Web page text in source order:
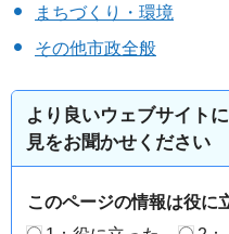
まちづくり・環境
その他市政全般
より良いウェブサイト
見をお聞かせください
このページの情報は役に